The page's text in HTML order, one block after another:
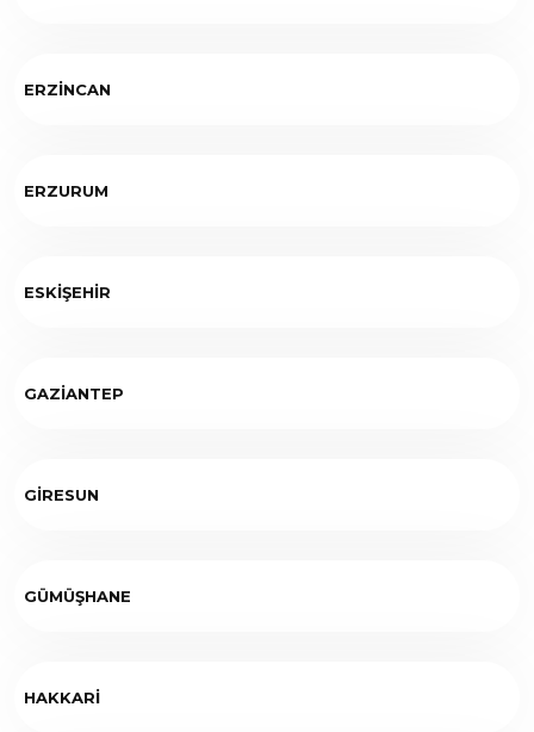
ERZİNCAN
ERZURUM
ESKİŞEHİR
GAZİANTEP
GİRESUN
GÜMÜŞHANE
HAKKARİ